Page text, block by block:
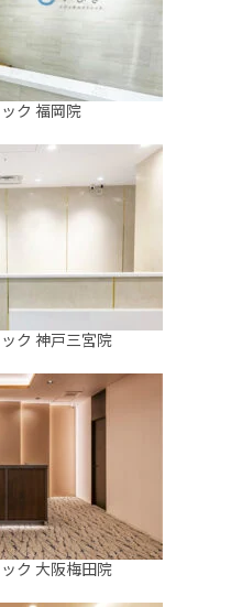
ク 福岡院
ク 神戸三宮院
ク 大阪梅田院